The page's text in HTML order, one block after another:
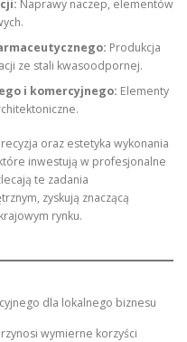
Naprawy naczep, elementów
Produkcja
ze stali kwasoodpornej.
i komercyjnego: Elementy
oraz estetyka wykonania
inwestują w profesjonalne
te zadania
zyskują znaczącą
rynku.
dla lokalnego biznesu
wymierne korzyści